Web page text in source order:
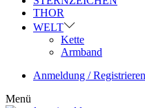
THOR
WELT
Kette
Armband
Anmeldung / Registrieren
Menü